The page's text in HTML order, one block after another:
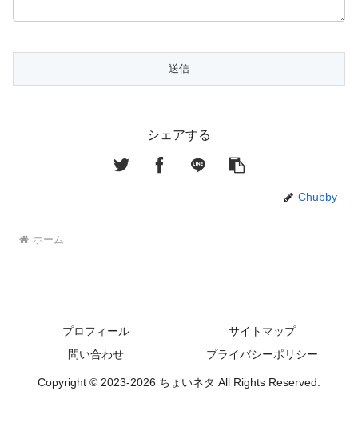
シェアする
Chubby
ホーム
プロフィール
サイトマップ
問い合わせ
プライバシーポリシー
Copyright © 2023-2026 ちょいネタ All Rights Reserved.